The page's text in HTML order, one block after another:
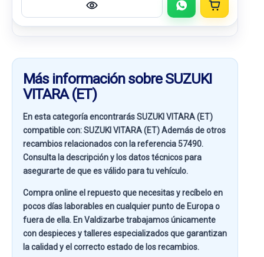
Más información sobre SUZUKI
VITARA (ET)
En esta categoría encontrarás SUZUKI VITARA (ET)
compatible con:SUZUKI VITARA (ET)Además de otros
recambios relacionados con la referencia 57490.
Consulta la descripción y los datos técnicos para
asegurarte de que es válido para tu vehículo.
Compra online el repuesto que necesitas y recíbelo en
pocos días laborables en cualquier punto de Europa o
fuera de ella. EnValdizarbetrabajamos únicamente
con despieces y talleres especializados que garantizan
la calidad y el correcto estado de los recambios.